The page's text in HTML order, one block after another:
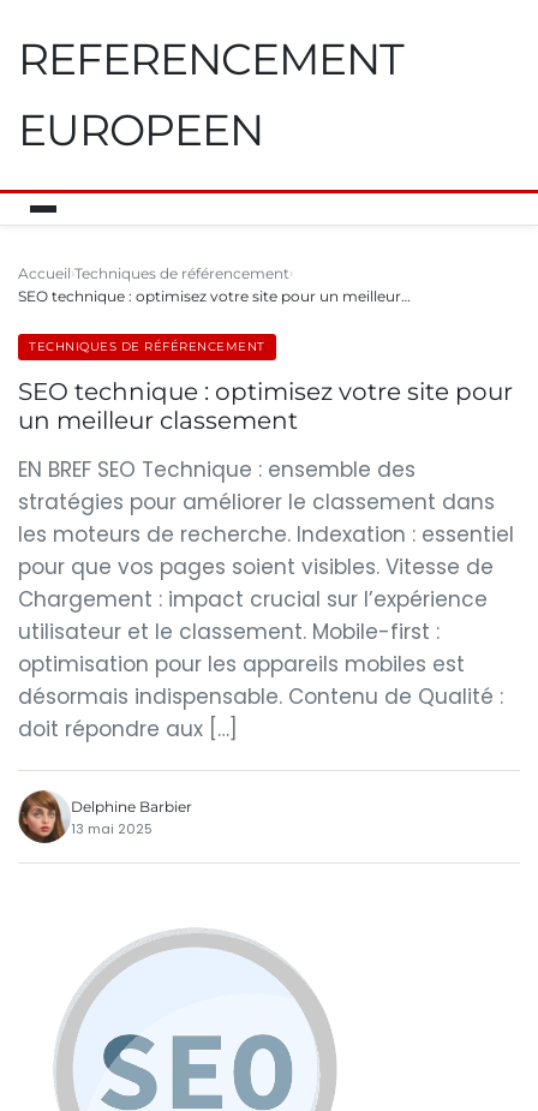
REFERENCEMENT
EUROPEEN
Accueil Techniques de référencement
SEO technique : optimisez votre site pour un meilleur…
TECHNIQUES DE RÉFÉRENCEMENT
SEO technique : optimisez votre site pour
un meilleur classement
EN BREF SEO Technique : ensemble des
stratégies pour améliorer le classement dans
les moteurs de recherche. Indexation : essentiel
pour que vos pages soient visibles. Vitesse de
Chargement : impact crucial sur l’expérience
utilisateur et le classement. Mobile-first :
optimisation pour les appareils mobiles est
désormais indispensable. Contenu de Qualité :
doit répondre aux […]
Delphine Barbier
13 mai 2025